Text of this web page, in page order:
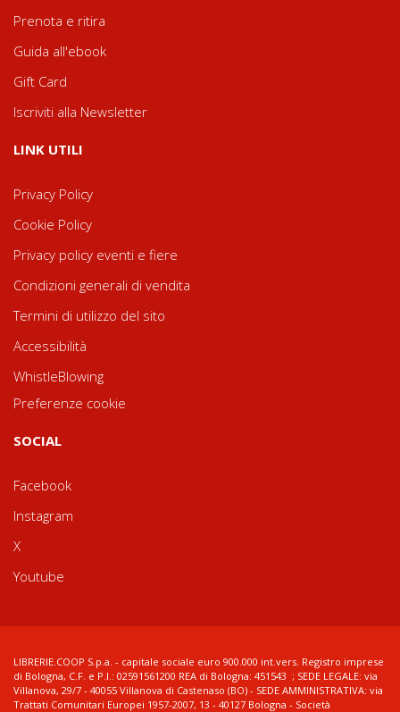
Prenota e ritira
Guida all'ebook
Gift Card
Iscriviti alla Newsletter
LINK UTILI
Privacy Policy
Cookie Policy
Privacy policy eventi e fiere
Condizioni generali di vendita
Termini di utilizzo del sito
Accessibilità
WhistleBlowing
Preferenze cookie
SOCIAL
Facebook
Instagram
X
Youtube
LIBRERIE.COOP S.p.a. - capitale sociale euro 900.000 int.vers. Registro imprese
di Bologna, C.F. e P.I.: 02591561200 REA di Bologna: 451543 ; SEDE LEGALE: via
Villanova, 29/7 - 40055 Villanova di Castenaso (BO) - SEDE AMMINISTRATIVA: via
Trattati Comunitari Europei 1957-2007, 13 - 40127 Bologna - Società